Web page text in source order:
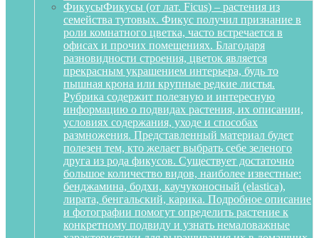
ФикусыФикусы (от лат. Ficus) – растения из
семейства тутовых. Фикус получил признание в
роли комнатного цветка, часто встречается в
офисах и прочих помещениях. Благодаря
разновидности строения, цветок является
прекрасным украшением интерьера, будь то
пышная крона или крупные редкие листья.
Рубрика содержит полезную и интересную
информацию о подвидах растения, их описании,
условиях содержания, уходе и способах
размножения. Представленный материал будет
полезен тем, кто желает выбрать себе зеленого
друга из рода фикусов. Существует достаточно
большое количество видов, наиболее известные:
бенджамина, бодхи, каучуконосный (elastica),
лирата, бенгальский, карика. Подробное описание
и фотографии помогут определить растение к
конкретному подвиду и узнать немаловажные